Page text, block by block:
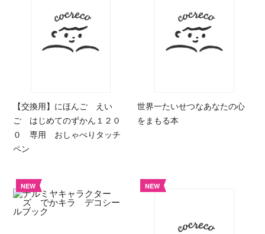
【交換用】にほんご えい
ご はじめてのずかん１２０
０ 専用 おしゃべりタッチ
ペン
世界一たいせつなあなたの心
をまもる本
NEW NEW